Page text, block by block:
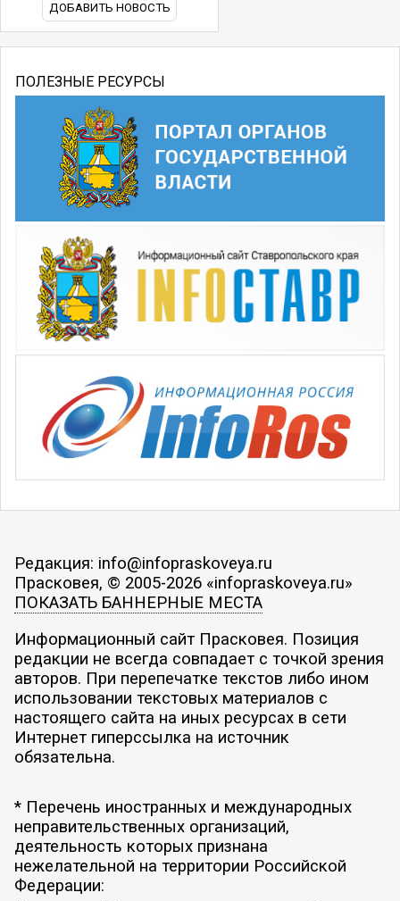
ДОБАВИТЬ НОВОСТЬ
ПОЛЕЗНЫЕ РЕСУРСЫ
Редакция: info@infopraskoveya.ru
Прасковея, © 2005-2026 «infopraskoveya.ru»
ПОКАЗАТЬ БАННЕРНЫЕ МЕСТА
Информационный сайт Прасковея. Позиция
редакции не всегда совпадает с точкой зрения
авторов. При перепечатке текстов либо ином
использовании текстовых материалов с
настоящего сайта на иных ресурсах в сети
Интернет гиперссылка на источник
обязательна.
* Перечень иностранных и международных
неправительственных организаций,
деятельность которых признана
нежелательной на территории Российской
Федерации: